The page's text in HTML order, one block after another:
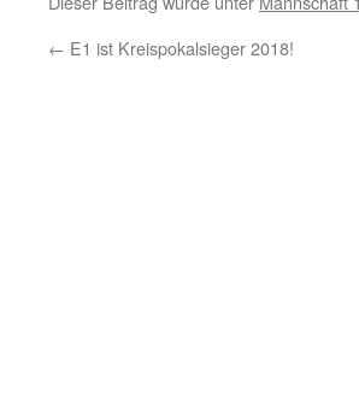
← E1 ist Kreispokalsieger 2018!